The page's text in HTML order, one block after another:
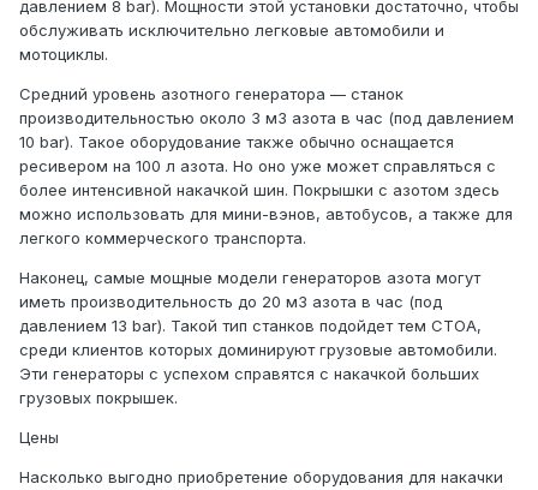
давлением 8 bar). Мощности этой установки достаточно, чтобы
обслуживать исключительно легковые автомобили и
мотоциклы.
Средний уровень азотного генератора — станок
производительностью около 3 м3 азота в час (под давлением
10 bar). Такое оборудование также обычно оснащается
ресивером на 100 л азота. Но оно уже может справляться с
более интенсивной накачкой шин. Покрышки с азотом здесь
можно использовать для мини-вэнов, автобусов, а также для
легкого коммерческого транспорта.
Наконец, самые мощные модели генераторов азота могут
иметь производительность до 20 м3 азота в час (под
давлением 13 bar). Такой тип станков подойдет тем СТОА,
среди клиентов которых доминируют грузовые автомобили.
Эти генераторы с успехом справятся с накачкой больших
грузовых покрышек.
Цены
Насколько выгодно приобретение оборудования для накачки